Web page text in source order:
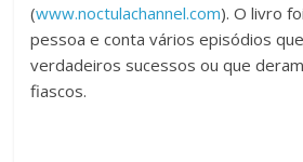
(www.noctulachannel.com). O livro
pessoa e conta vários episódios
verdadeiros sucessos ou que
fiascos.